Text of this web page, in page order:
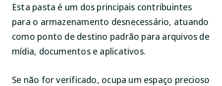
Esta pasta é um dos principais contribuintes
para o armazenamento desnecessário, atuando
como ponto de destino padrão para arquivos de
mídia, documentos e aplicativos.
Se não for verificado, ocupa um espaço precioso